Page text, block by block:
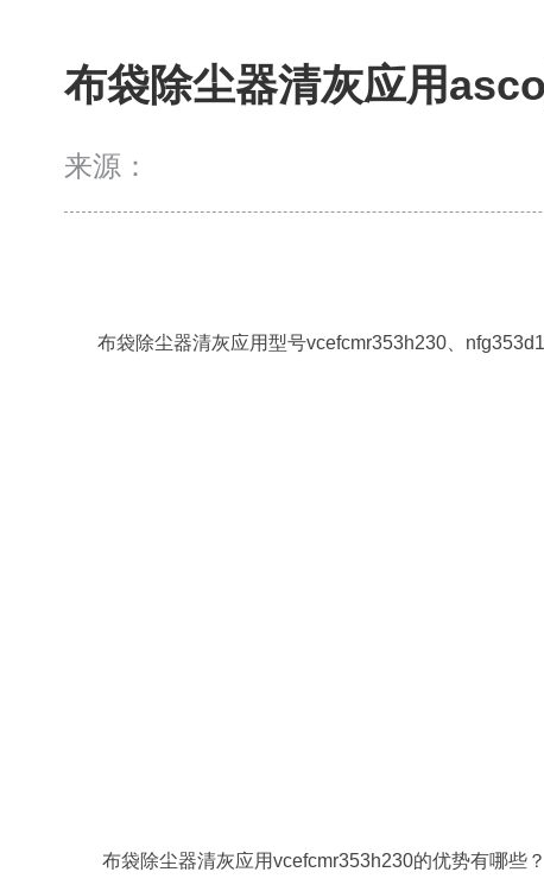
布袋除尘器清灰应用
来源：
布袋除尘器清灰应用型号vcefcmr353h230、
布袋除尘器清灰应用vcefcmr353h230的优势有哪些？